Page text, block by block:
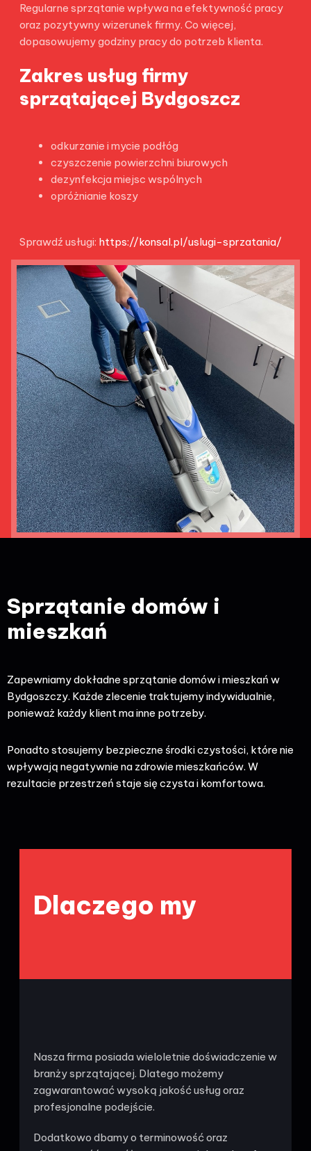
Regularne sprzątanie wpływa na efektywność pracy
oraz pozytywny wizerunek firmy. Co więcej,
dopasowujemy godziny pracy do potrzeb klienta.
Zakres usług firmy
sprzątającej Bydgoszcz
odkurzanie i mycie podłóg
czyszczenie powierzchni biurowych
dezynfekcja miejsc wspólnych
opróżnianie koszy
Sprawdź usługi: https://konsal.pl/uslugi-sprzatania/
Sprzątanie domów i
mieszkań
Zapewniamy dokładne sprzątanie domów i mieszkań w
Bydgoszczy. Każde zlecenie traktujemy indywidualnie,
ponieważ każdy klient ma inne potrzeby.
Ponadto stosujemy bezpieczne środki czystości, które nie
wpływają negatywnie na zdrowie mieszkańców. W
rezultacie przestrzeń staje się czysta i komfortowa.
Dlaczego my
Nasza firma posiada wieloletnie doświadczenie w
branży sprzątającej. Dlatego możemy
zagwarantować wysoką jakość usług oraz
profesjonalne podejście.
Dodatkowo dbamy o terminowość oraz